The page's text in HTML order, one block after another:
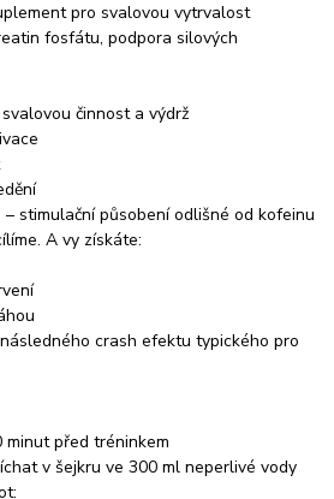
pro svalovou vytrvalost
fosfátu, podpora silových
činnost a výdrž
stimulační působení odlišné od kofeinu
A vy získáte:
crash efektu typického pro
minut před tréninkem
v šejkru ve 300 ml neperlivé vody